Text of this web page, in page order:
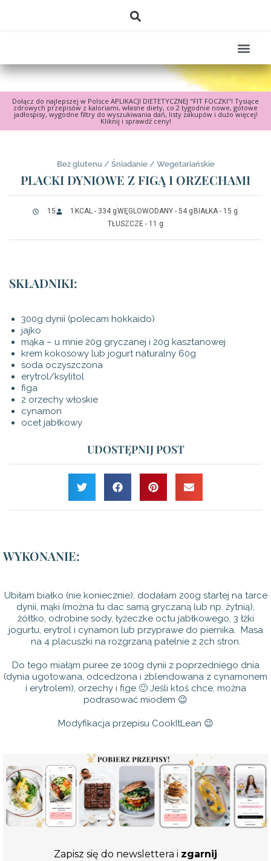
Dołącz do najlepszej w Polsce APLIKACJI DIETETYCZNEJ "FIT FOCZKI"! Tysiące
zdrowych przepisów z kaloriami, własne diety, co 2 tygodnie nowe, gotowe
jadłospisy, wygodne filtry do wyszukiwania dań, listy zakupów i dużo więcej!
Kliknij i sprawdź ceny!
Bez glutenu/ Śniadanie/ Wegetariańskie
PLACKI DYNIOWE Z FIGĄ I ORZECHAMI
15 1 KCAL - 334 gWĘGLOWODANY - 54 g BIAŁKA - 15 g
TŁUSZCZE - 11 g
SKŁADNIKI:
300g dynii (polecam hokkaido)
jajko
mąka – u mnie 20g gryczanej i 20g kasztanowej
krem kokosowy lub jogurt naturalny 60g
soda oczyszczona
erytrol/ksylitol
figa
2 orzechy włoskie
cynamon
ocet jabłkowy
UDOSTĘPNIJ POST
WYKONANIE:
Ubiłam białko (nie koniecznie), dodałam 200g startej na tarce
dynii, mąki (można tu dac samą gryczaną lub np. żytnią),
żółtko, odrobine sody, łyżeczke octu jabłkowego, 3 łżki
jogurtu, erytrol i cynamon lub przyprawe do piernika. Masa
na 4 placuszki na rozgrzaną patelnie z 2ch stron.
Do tego miałąm puree ze 100g dynii z poprzedniego dnia
(dynia ugotowana, odcedzona i zblendowana z cynamonem
i erytrolem), orzechy i fige 🙂 Jeśli ktoś chce, można
podrasować miodem 😉
Modyfikacja przepisu CookItLean 😉
Zapisz się do newslettera i zgarnij